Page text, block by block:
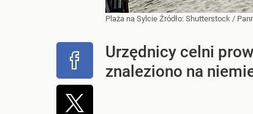
Plaża na Sylcie Źródło: Shutterstock /
Urzędnicy celni
znaleziono na